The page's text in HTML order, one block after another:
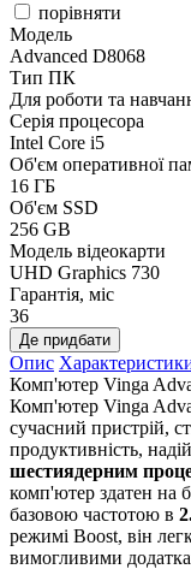
порівняти
Модель
Advanced D8068
Тип ПК
Для роботи та
Серія процесора
Intel Core i5
Об'єм оперативної
16 ГБ
Об'єм SSD
256 GB
Модель відеокарти
UHD Graphics 730
Гарантія, міс
36
Де придбати
Опис
Комп'ютер Vinga
Комп'ютер Vinga
сучасний пристрій,
продуктивність,
шестиядерним
комп'ютер здатен на
базовою частотою в
режимі Boost, він
вимогливими